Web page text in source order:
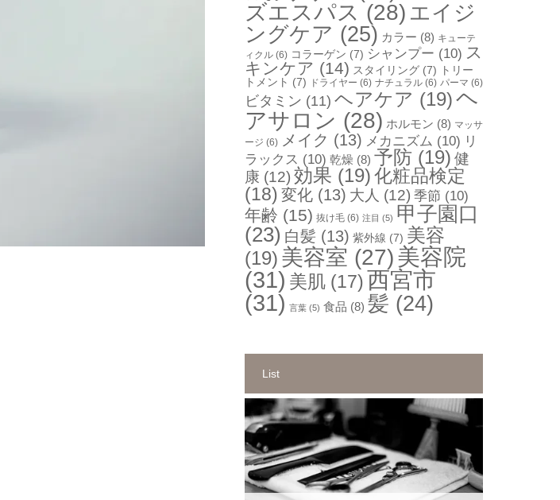
ズエスパス (28) エイジ
ングケア (25) カラー (8) キューテ
ィクル (6) コラーゲン (7) シャンプー (10) ス
キンケア (14) スタイリング (7)
トリー
トメント (7) ドライヤー (6) ナチュラル (6) パーマ (6)
ビタミン (11) ヘアケア (19)ヘ
アサロン (28) ホルモン (8) マッサ
ージ (6) メイク (13) メカニズム (10) リ
ラックス (10) 乾燥 (8) 予防 (19) 健
康 (12) 効果 (19)化粧品検定
(18) 変化 (13) 大人 (12) 季節 (10)
年齢 (15) 抜け毛 (6) 注目 (5) 甲子園口
(23) 白髪 (13) 紫外線 (7) 美容
(19) 美容室 (27)美容院
(31) 美肌 (17)西宮市
(31) 言葉 (5) 食品 (8) 髪 (24)
List